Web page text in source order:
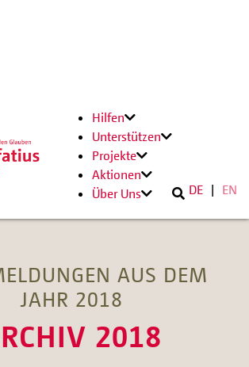
Hilfen
Unterstützen
Projekte
Aktionen
Über Uns
DE EN
AUS DEM
JAHR 2018
2018